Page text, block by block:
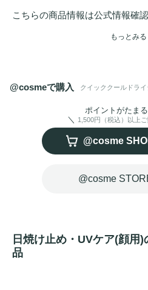
こちらの商品情報は公式情報確
SPF45、PA＋＋＋、クール効果
ら全身まで清涼感を実現。
クリアフローラルの香り。
もっとみる
@cosmeで購入 クイッククールドラ
ポイントがたま
1,500円（税込）以上
@cosme
@cosme
日焼け止め・UVケア(顔用
品